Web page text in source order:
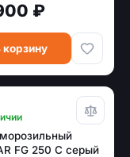
₽
корзину
FG 250 C серый